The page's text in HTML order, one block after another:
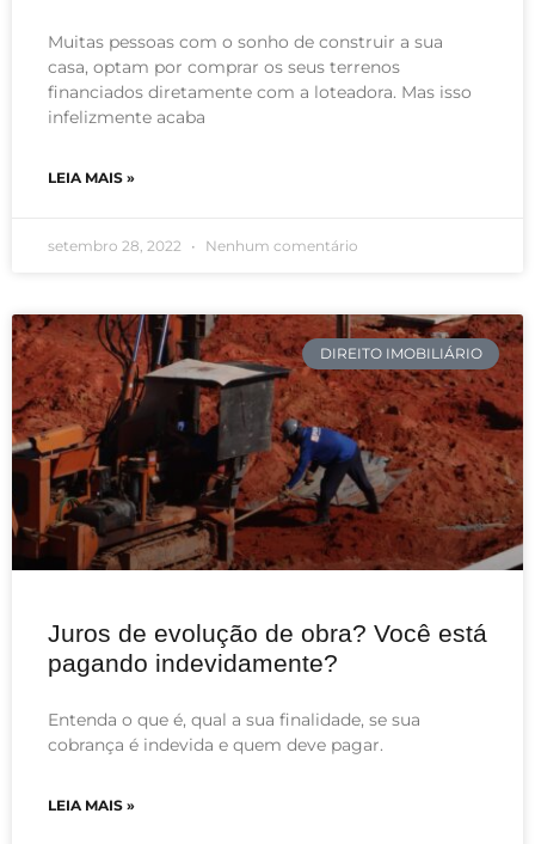
Muitas pessoas com o sonho de construir a sua
casa, optam por comprar os seus terrenos
financiados diretamente com a loteadora. Mas isso
infelizmente acaba
LEIA MAIS »
setembro 28, 2022 Nenhum comentário
DIREITO IMOBILIÁRIO
Juros de evolução de obra? Você está
pagando indevidamente?
Entenda o que é, qual a sua finalidade, se sua
cobrança é indevida e quem deve pagar.
LEIA MAIS »